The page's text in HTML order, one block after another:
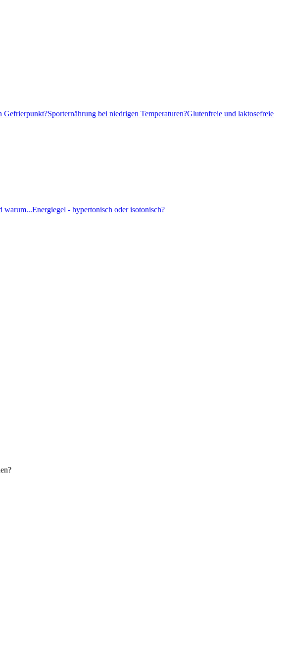
Gefrierpunkt?Sporternährung bei niedrigen Temperaturen?Glutenfreie und laktosefreie
warum...Energiegel - hypertonisch oder isotonisch?